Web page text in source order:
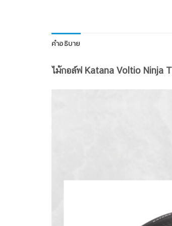
คำอธิบาย
ไม้กอล์ฟ Katana Voltio Ninja